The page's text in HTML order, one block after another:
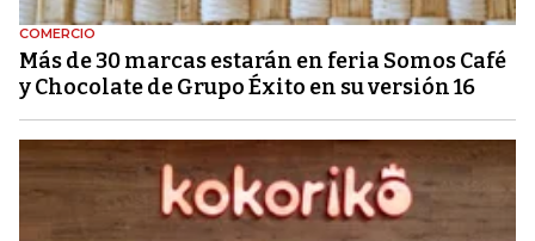
COMERCIO
Más de 30 marcas estarán en feria Somos Café
y Chocolate de Grupo Éxito en su versión 16